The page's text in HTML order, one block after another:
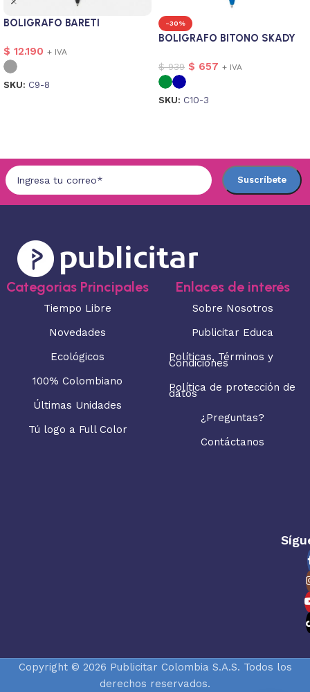
BOLIGRAFO BARETI
$ 12.190 + IVA
SKU: C9-8
-30%
BOLIGRAFO BITONO SKADY
$939 $ 657 + IVA
SKU: C10-3
Categorias Principales
Tiempo Libre
Novedades
Ecológicos
100% Colombiano
Últimas Unidades
Tú logo a Full Color
Enlaces de interés
Sobre Nosotros
Publicitar Educa
Políticas, Términos y
Condiciones
Política de protección de
datos
¿Preguntas?
Contáctanos
Copyright © 2026 Publicitar Colombia S.A.S. Todos los
derechos reservados.